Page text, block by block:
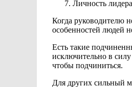
Личность
Когда руководителю
особенностей людей
Есть такие
исключительно в
чтобы подчиниться.
Для других сильный